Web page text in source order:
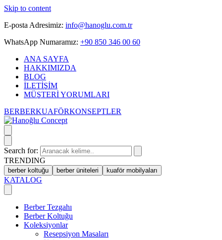
Skip to content
E-posta Adresimiz: info@hanoglu.com.tr
WhatsApp Numaramız: +90 850 346 00 60
ANA SAYFA
HAKKIMIZDA
BLOG
İLETİŞİM
MÜŞTERİ YORUMLARI
BERBERKUAFÖRKONSEPTLER
Search for:
TRENDING
berber koltuğu berber üniteleri kuaför mobilyaları
KATALOG
Berber Tezgahı
Berber Koltuğu
Koleksiyonlar
Resepsiyon Masaları